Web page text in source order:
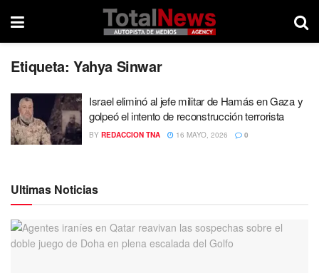
Etiqueta: Yahya Sinwar
Israel eliminó al jefe militar de Hamás en Gaza y
golpeó el intento de reconstrucción terrorista
BY REDACCION TNA 16 MAYO, 2026 0
Ultimas Noticias